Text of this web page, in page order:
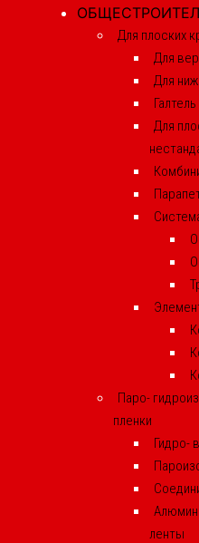
Для плоских
Для
Для
Галтель
Для
Паро-
пленки
Гидро-
ленты